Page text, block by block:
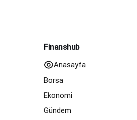
Finanshub
Anasayfa
Borsa
Ekonomi
Gündem